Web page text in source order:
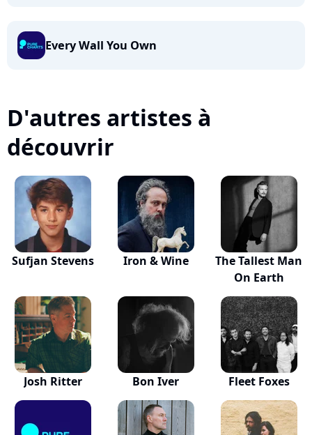
Every Wall You Own
D'autres artistes à
découvrir
Sufjan Stevens Iron & Wine
The Tallest Man
On Earth
Josh Ritter Bon Iver Fleet Foxes